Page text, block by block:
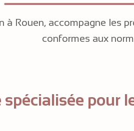
à Rouen, accompagne les
conformes aux
spécialisée pour